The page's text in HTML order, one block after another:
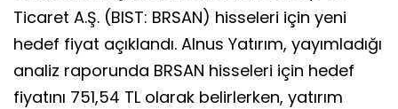
Ticaret A.Ş. (BIST: BRSAN) hisseleri için yeni
hedef fiyat açıklandı. Alnus Yatırım, yayımladığı
analiz raporunda BRSAN hisseleri için hedef
fiyatını 751,54 TL olarak belirlerken, yatırım